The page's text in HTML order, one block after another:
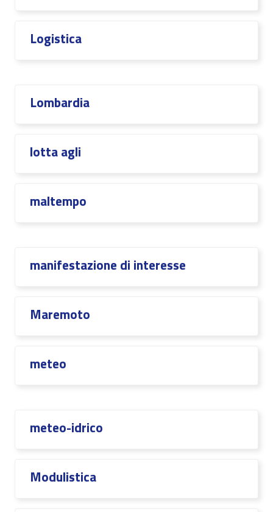
Logistica
Lombardia
lotta agli
maltempo
manifestazione di interesse
Maremoto
meteo
meteo-idrico
Modulistica